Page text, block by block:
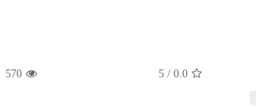
0.0
/
5
570